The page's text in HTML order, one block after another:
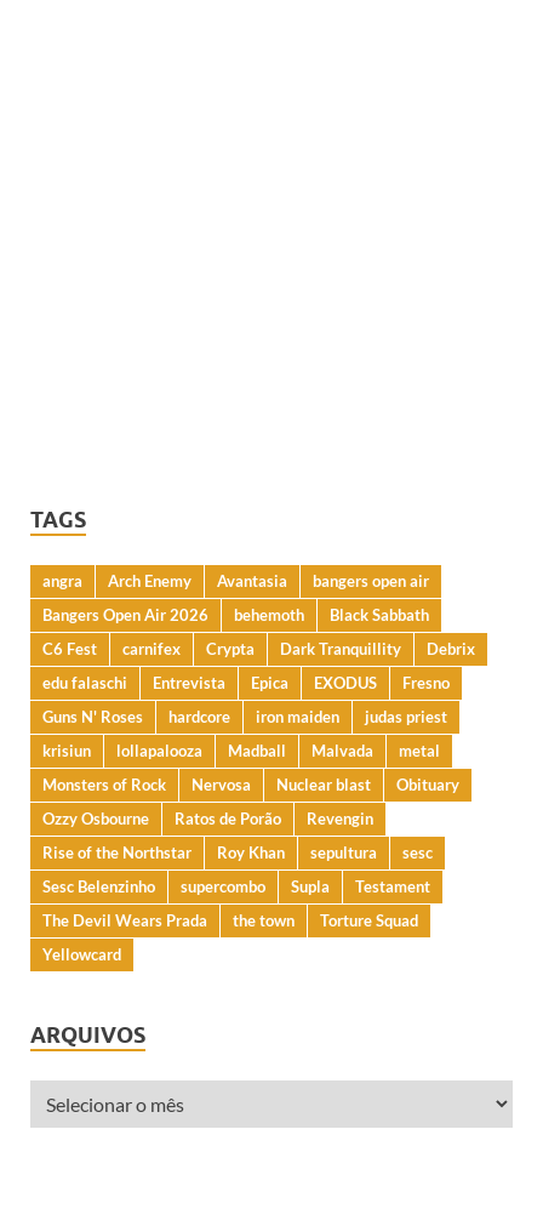
TAGS
angra Arch Enemy Avantasia
bangers open air
Bangers Open Air 2026
behemoth
Black Sabbath
C6 Fest
carnifex Crypta Dark Tranquillity
Debrix
edu falaschi
Entrevista Epica EXODUS
Fresno
Guns N' Roses
hardcore iron maiden
judas priest
krisiun
lollapalooza Madball Malvada
metal
Monsters of Rock
Nervosa Nuclear blast
Obituary
Ozzy Osbourne
Ratos de Porão
Revengin
Rise of the Northstar
Roy Khan sepultura
sesc
Sesc Belenzinho
supercombo Supla
Testament
The Devil Wears Prada
the town
Torture Squad
Yellowcard
ARQUIVOS